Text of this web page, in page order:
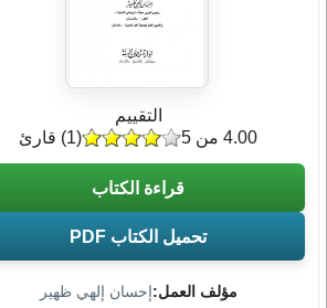
مؤلف العمل:إحسان إلهي ظهير
التقييم
(
1) قارئ 4.00 من 5
قراءة الكتاب
تحميل الكتاب PDF